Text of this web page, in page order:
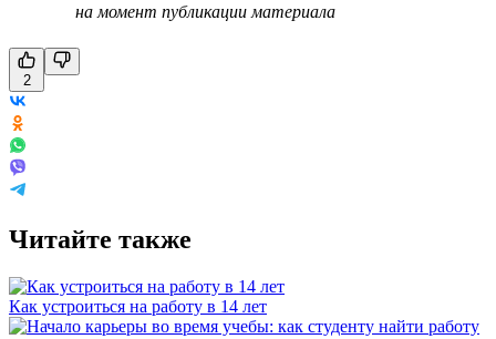
на момент публикации материала
2
Читайте также
Как устроиться на работу в 14 лет